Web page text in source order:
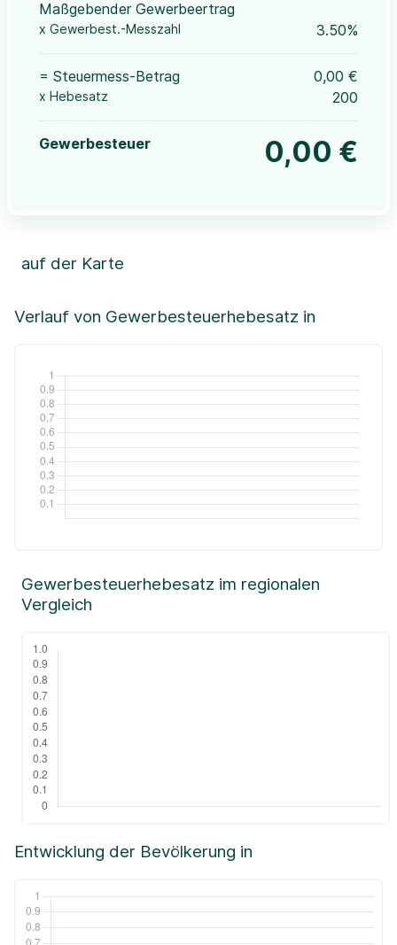
Maßgebender Gewerbeertrag
x Gewerbest.-Messzahl 3.50%
= Steuermess-Betrag 0,00 €
x Hebesatz 200
Gewerbesteuer 0,00 €
Verlauf von Gewerbesteuerhebesatz in
auf der Karte
+
Leaflet|©OpenStreetMap, ©CartoDB,
Entwicklung der Bevölkerung in
Gewerbesteuerhebesatz im regionalen
Vergleich